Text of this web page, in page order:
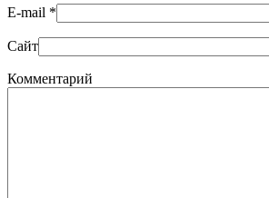
E-mail *
Сайт
Комментарий